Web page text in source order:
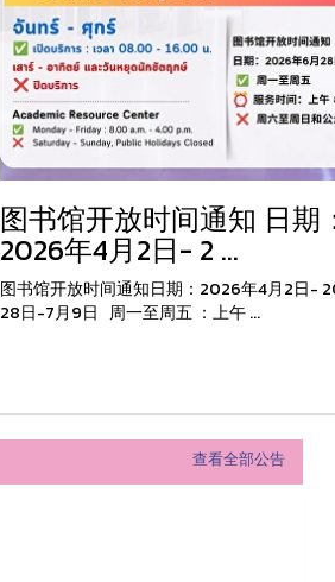
图书馆开放时间通知 日期
2026年4月2日- 2 ...
图书馆开放时间通知日期：2026年4月2日-
28日-7月9日 周一至周五 ：上午 ...
查看全部公告